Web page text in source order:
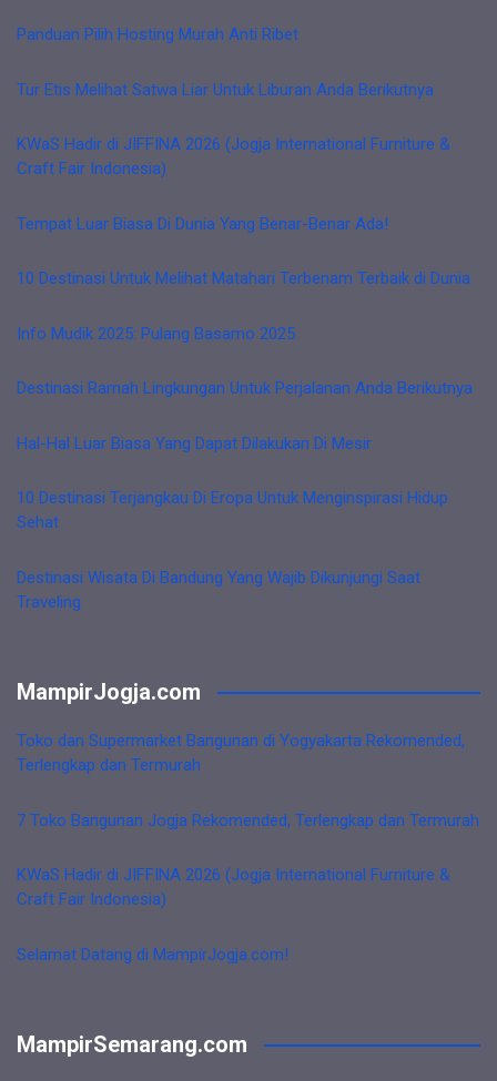
Panduan Pilih Hosting Murah Anti Ribet
Tur Etis Melihat Satwa Liar Untuk Liburan Anda Berikutnya
KWaS Hadir di JIFFINA 2026 (Jogja International Furniture &
Craft Fair Indonesia)
Tempat Luar Biasa Di Dunia Yang Benar-Benar Ada!
10 Destinasi Untuk Melihat Matahari Terbenam Terbaik di Dunia
Info Mudik 2025: Pulang Basamo 2025
Destinasi Ramah Lingkungan Untuk Perjalanan Anda Berikutnya
Hal-Hal Luar Biasa Yang Dapat Dilakukan Di Mesir
10 Destinasi Terjangkau Di Eropa Untuk Menginspirasi Hidup
Sehat
Destinasi Wisata Di Bandung Yang Wajib Dikunjungi Saat
Traveling
MampirJogja.com
Toko dan Supermarket Bangunan di Yogyakarta Rekomended,
Terlengkap dan Termurah
7 Toko Bangunan Jogja Rekomended, Terlengkap dan Termurah
KWaS Hadir di JIFFINA 2026 (Jogja International Furniture &
Craft Fair Indonesia)
Selamat Datang di MampirJogja.com!
MampirSemarang.com